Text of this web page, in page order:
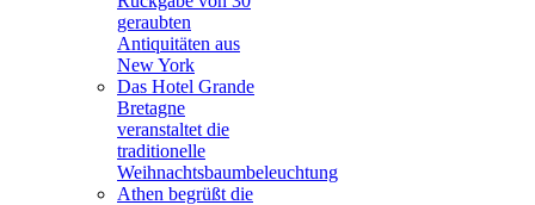
geraubten
Antiquitäten aus
New York
Das Hotel Grande
Bretagne
veranstaltet die
traditionelle
Weihnachtsbaumbeleuchtung
Athen begrüßt die